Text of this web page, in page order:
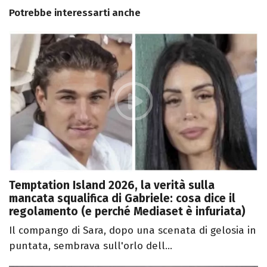
Potrebbe interessarti anche
Temptation Island 2026, la verità sulla
mancata squalifica di Gabriele: cosa dice il
regolamento (e perché Mediaset è infuriata)
Il compango di Sara, dopo una scenata di gelosia in
puntata, sembrava sull'orlo dell...